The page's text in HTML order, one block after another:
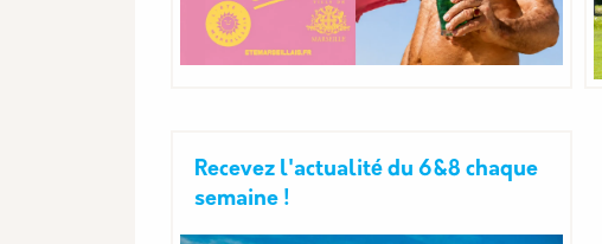
Recevez l'actualité du 6&8 chaque
semaine !